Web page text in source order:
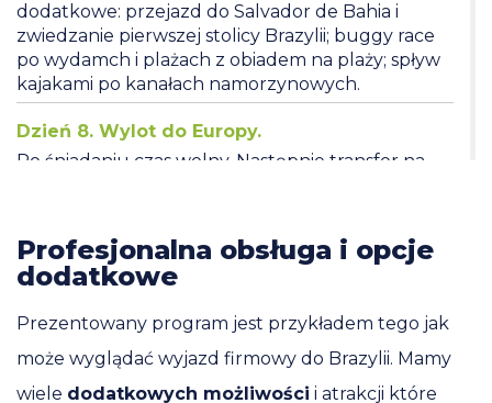
dodatkowe: przejazd do Salvador de Bahia i
zwiedzanie pierwszej stolicy Brazylii; buggy race
po wydamch i plażach z obiadem na plaży; spływ
kajakami po kanałach namorzynowych.
Dzień 8. Wylot do Europy.
Po śniadaniu czas wolny. Następnie transfer na
Zakończenie programu.
Profesjonalna obsługa i opcje
dodatkowe
Prezentowany program jest przykładem tego jak
może wyglądać wyjazd firmowy do Brazylii. Mamy
wiele dodatkowych możliwości i atrakcji które